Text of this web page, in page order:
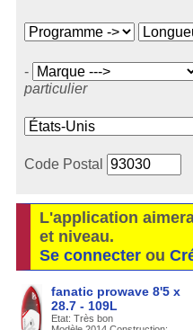
-
particulier
Code Postal
L'application
et niveau.
Se connecterou
fanatic prowave 8'5 x
28.7 - 109L
Etat: Très bon